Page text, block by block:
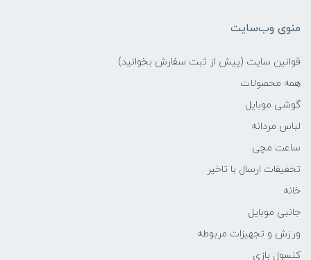
منوی وب‌سایت
قوانین سایت (پیش از ثبت سفارش بخوانید)
همه محصولات
گوشی موبایل
لباس مردانه
ساعت مچی
تخفیفات ارسال با تاخیر
خانه
جانبی موبایل
ورزش و تجهیزات مربوطه
کنسول بازی